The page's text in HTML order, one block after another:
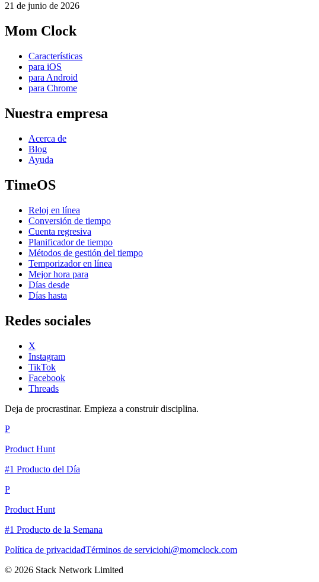
21 de junio de 2026
Mom Clock
Características
para iOS
para Android
para Chrome
Nuestra empresa
Acerca de
Blog
Ayuda
TimeOS
Reloj en línea
Conversión de tiempo
Cuenta regresiva
Planificador de tiempo
Métodos de gestión del tiempo
Temporizador en línea
Mejor hora para
Días desde
Días hasta
Redes sociales
X
Instagram
TikTok
Facebook
Threads
Deja de procrastinar. Empieza a construir disciplina.
P
Product Hunt
#1 Producto del Día
P
Product Hunt
#1 Producto de la Semana
Política de privacidadTérminos de serviciohi@momclock.com
© 2026 Stack Network Limited